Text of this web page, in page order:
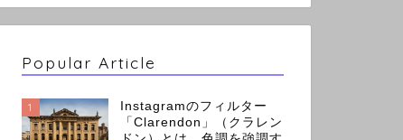
Popular Article
1
Instagramのフィルター
「Clarendon」（クラレン